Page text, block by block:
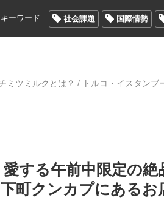
ーワード 社会課題 国際情勢
ツミルクとは？ / トルコ・イスタンブ
する午前中限定の絶
町クンカプにあるお